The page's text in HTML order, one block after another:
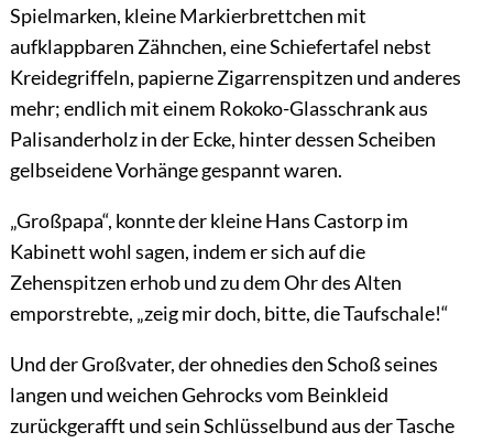
Spielmarken, kleine Markierbrettchen mit
aufklappbaren Zähnchen, eine Schiefertafel nebst
Kreidegriffeln, papierne Zigarrenspitzen und anderes
mehr; endlich mit einem Rokoko-Glasschrank aus
Palisanderholz in der Ecke, hinter dessen Scheiben
gelbseidene Vorhänge gespannt waren.
„Großpapa“, konnte der kleine Hans Castorp im
Kabinett wohl sagen, indem er sich auf die
Zehenspitzen erhob und zu dem Ohr des Alten
emporstrebte, „zeig mir doch, bitte, die Taufschale!“
Und der Großvater, der ohnedies den Schoß seines
langen und weichen Gehrocks vom Beinkleid
zurückgerafft und sein Schlüsselbund aus der Tasche